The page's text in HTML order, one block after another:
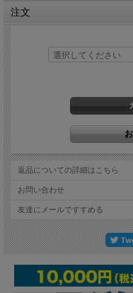
＜大きさ(ｃｍ)＞
LL：胸囲112・着丈74・肩幅50
3L：胸囲120・着丈77・肩幅53
[3L][L][LL][M][組織・キャラで選
注文
返品についての詳細はこちら
お問い合わせ
友達にメールですすめる